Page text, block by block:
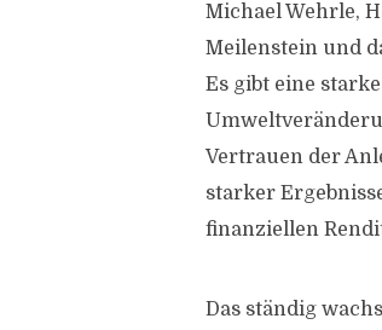
Michael Wehrle,
Meilenstein und
Es gibt eine
Vertrauen der
starker
finanziellen
Das ständig